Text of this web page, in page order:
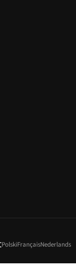
PolskiFrançaisNederlands